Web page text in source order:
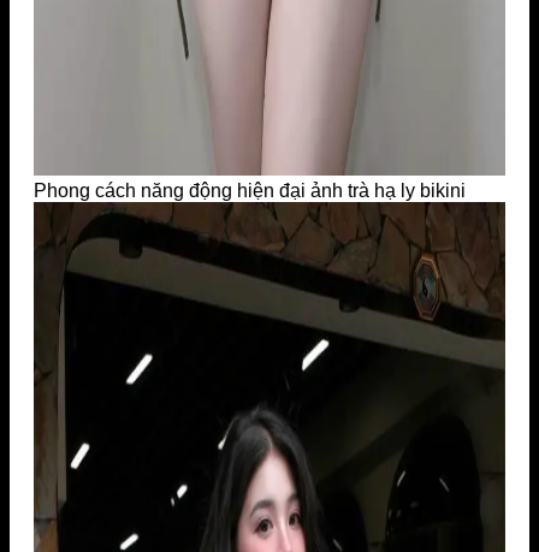
Phong cách năng động hiện đại ảnh trà hạ ly bikini